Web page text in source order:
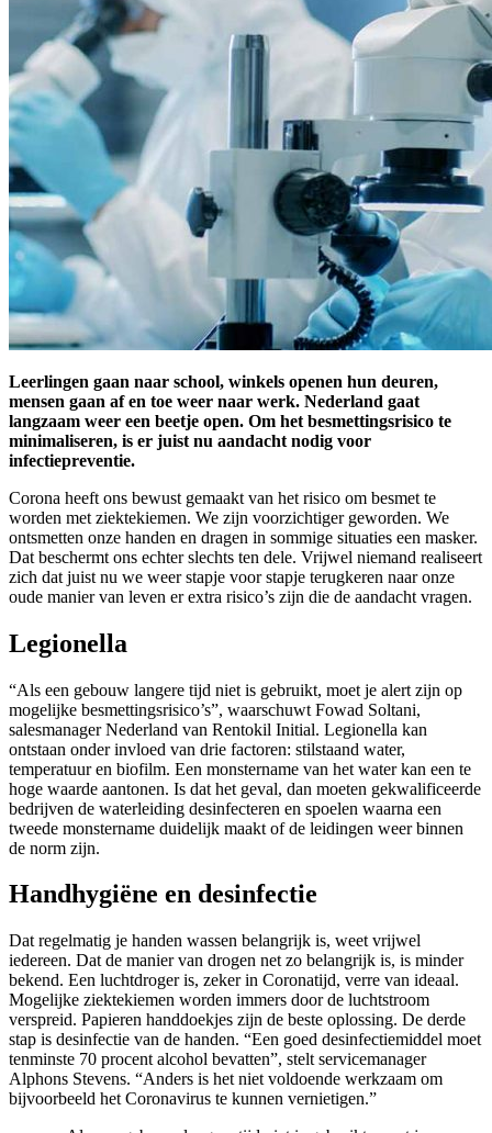
Leerlingen gaan naar school, winkels openen hun deuren,
mensen gaan af en toe weer naar werk. Nederland gaat
langzaam weer een beetje open. Om het besmettingsrisico te
minimaliseren, is er juist nu aandacht nodig voor
infectiepreventie.
Corona heeft ons bewust gemaakt van het risico om besmet te
worden met ziektekiemen. We zijn voorzichtiger geworden. We
ontsmetten onze handen en dragen in sommige situaties een masker.
Dat beschermt ons echter slechts ten dele. Vrijwel niemand realiseert
zich dat juist nu we weer stapje voor stapje terugkeren naar onze
oude manier van leven er extra risico’s zijn die de aandacht vragen.
Legionella
“Als een gebouw langere tijd niet is gebruikt, moet je alert zijn op
mogelijke besmettingsrisico’s”, waarschuwt Fowad Soltani,
salesmanager Nederland van Rentokil Initial. Legionella kan
ontstaan onder invloed van drie factoren: stilstaand water,
temperatuur en biofilm. Een monstername van het water kan een te
hoge waarde aantonen. Is dat het geval, dan moeten gekwalificeerde
bedrijven de waterleiding desinfecteren en spoelen waarna een
tweede monstername duidelijk maakt of de leidingen weer binnen
de norm zijn.
Handhygiëne en desinfectie
Dat regelmatig je handen wassen belangrijk is, weet vrijwel
iedereen. Dat de manier van drogen net zo belangrijk is, is minder
bekend. Een luchtdroger is, zeker in Coronatijd, verre van ideaal.
Mogelijke ziektekiemen worden immers door de luchtstroom
verspreid. Papieren handdoekjes zijn de beste oplossing. De derde
stap is desinfectie van de handen. “Een goed desinfectiemiddel moet
tenminste 70 procent alcohol bevatten”, stelt servicemanager
Alphons Stevens. “Anders is het niet voldoende werkzaam om
bijvoorbeeld het Coronavirus te kunnen vernietigen.”